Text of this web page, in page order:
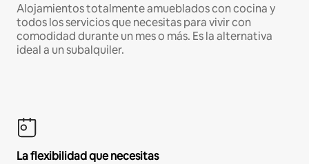
Alojamientos totalmente amueblados con cocina y
todos los servicios que necesitas para vivir con
comodidad durante un mes o más. Es la alternativa
ideal a un subalquiler.
La flexibilidad que necesitas